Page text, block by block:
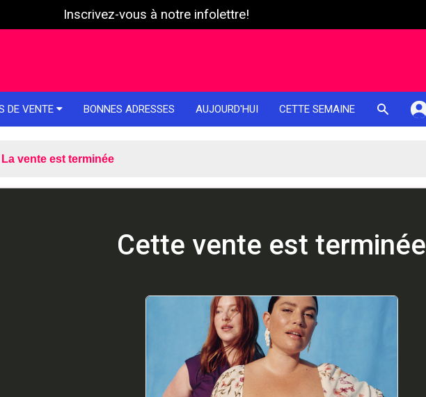
Inscrivez-vous à notre infolettre!
DE VENTE BONNES ADRESSES AUJOURD'HUI CETTE SEMAINE
La vente est terminée
Cette vente est terminée